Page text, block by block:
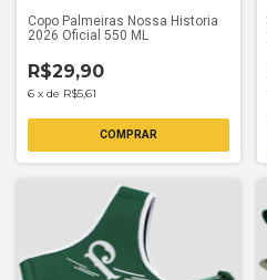
Copo Palmeiras Nossa Historia
2026 Oficial 550 ML
R$29,90
6 x de R$5,61